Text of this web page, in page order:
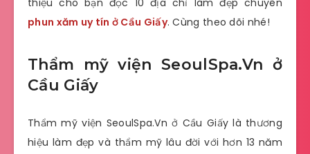
thiệu cho bạn đọc 10 địa chỉ làm đẹp chuyên
phun xăm uy tín ở Cầu Giấy. Cùng theo dõi nhé!
Thẩm mỹ viện SeoulSpa.Vn ở
Cầu Giấy
Thẩm mỹ viện SeoulSpa.Vn ở Cầu Giấy là thương
hiệu làm đẹp và thẩm mỹ lâu đời với hơn 13 năm